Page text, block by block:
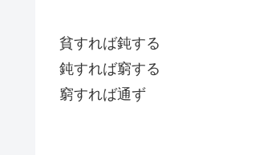
貧すれば鈍する
鈍すれば窮する
窮すれば通ず